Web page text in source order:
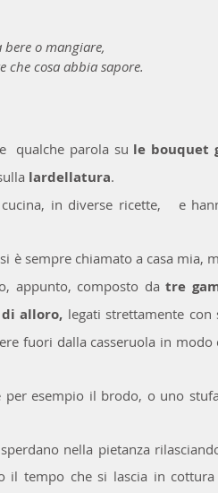
bere o mangiare,
cosa abbia sapore.
qualche parola su
lardellatura.
in diverse ricette,   e
è sempre chiamato a casa mia,
appunto, composto da tre
alloro, legati strettamente con
fuori dalla casseruola in modo
per esempio il brodo, o uno
nella pietanza
il tempo che si lascia in